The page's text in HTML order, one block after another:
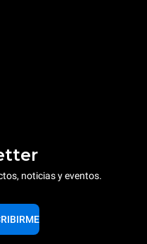
noticias y eventos.